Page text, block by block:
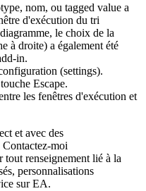
nom, ou tagged value a
d'exécution du tri
le choix de la
à droite) a également été
in.
(settings).
Escape.
les fenêtres d'exécution et
et avec des
moi
tout renseignement lié à la
personnalisations
sur EA.